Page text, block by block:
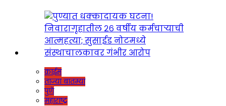
क्राईम
ताज्या बातम्या
पुणे
महाराष्ट्र